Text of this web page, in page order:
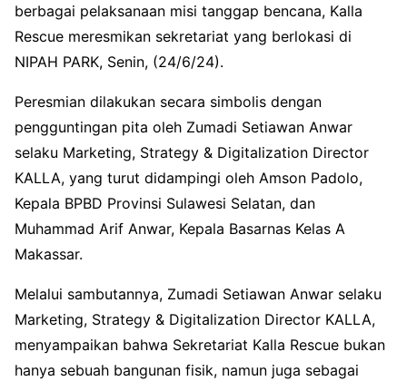
berbagai pelaksanaan misi tanggap bencana, Kalla
Rescue meresmikan sekretariat yang berlokasi di
NIPAH PARK, Senin, (24/6/24).
Peresmian dilakukan secara simbolis dengan
pengguntingan pita oleh Zumadi Setiawan Anwar
selaku Marketing, Strategy & Digitalization Director
KALLA, yang turut didampingi oleh Amson Padolo,
Kepala BPBD Provinsi Sulawesi Selatan, dan
Muhammad Arif Anwar, Kepala Basarnas Kelas A
Makassar.
Melalui sambutannya, Zumadi Setiawan Anwar selaku
Marketing, Strategy & Digitalization Director KALLA,
menyampaikan bahwa Sekretariat Kalla Rescue bukan
hanya sebuah bangunan fisik, namun juga sebagai